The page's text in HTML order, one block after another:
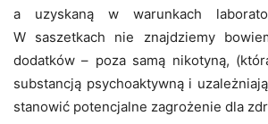
a uzyskaną w warunkach
W saszetkach nie znajdziemy
dodatków – poza samą nikotyną,
substancją psychoaktywną i
stanowić potencjalne zagrożenie dla